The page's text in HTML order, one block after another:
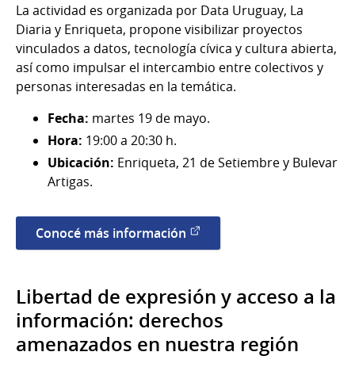
La actividad es organizada por Data Uruguay, La
Diaria y Enriqueta, propone visibilizar proyectos
vinculados a datos, tecnología cívica y cultura abierta,
así como impulsar el intercambio entre colectivos y
personas interesadas en la temática.
Fecha: martes 19 de mayo.
Hora: 19:00 a 20:30 h.
Ubicación: Enriqueta, 21 de Setiembre y Bulevar
Artigas.
Conocé más información
Libertad de expresión y acceso a la
información: derechos
amenazados en nuestra región